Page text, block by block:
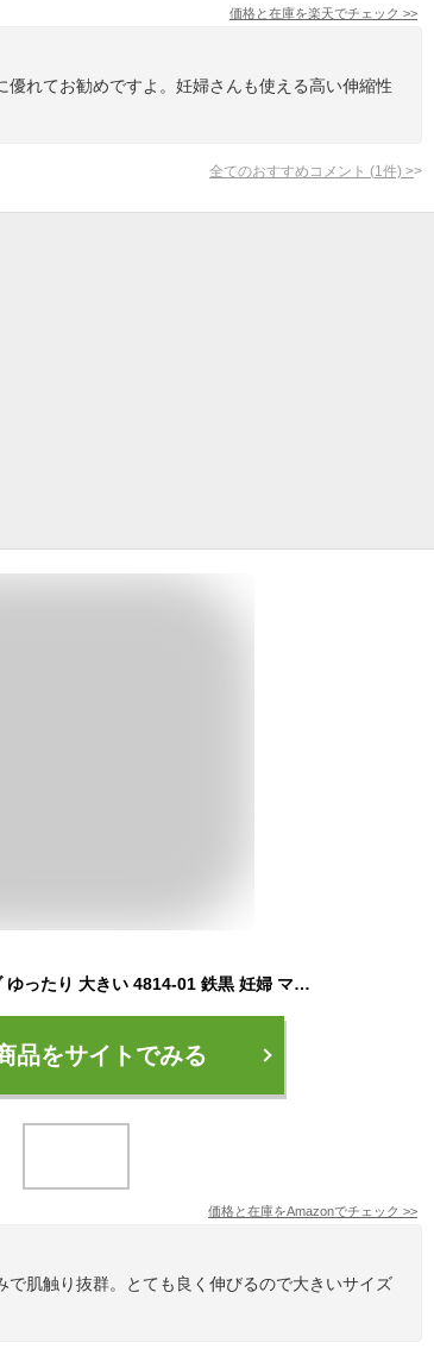
価格と在庫を楽天でチェック >>
優れてお勧めですよ。妊婦さんも使える高い伸縮性
全てのおすすめコメント (1 件) >
絹屋 シルク 腹巻 リブ ゆったり 大きい 4814-01 鉄黒 妊婦 マタニティ レディース メンズ 温活 あたたかい 冷え性 冬
品をサイトでみる
価格と在庫をAmazonでチェック >>
で肌触り抜群。とても良く伸びるので大きいサイズ